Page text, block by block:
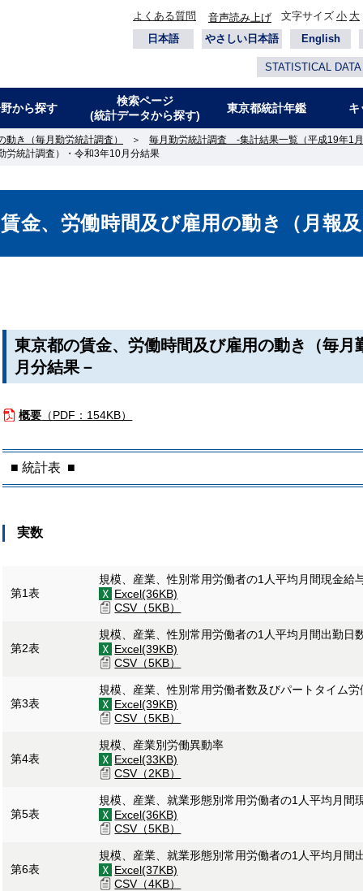
よくある質問 音声読み上げ 文字サイズ 小 大
日本語
やさしい日本語 English
STATISTICAL DATA
から探す
検索ページ
(統計データから探す)
東京都統計年鑑 キ
き（毎月勤労統計調査） ＞
毎月勤労統計調査 -集計結果一覧（平成19年1
労統計調査）・令和3年10月分結果
金、労働時間及び雇用の動き（月報
東京都の賃金、労働時間及び雇用の動き（毎月
月分結果－
概要 （PDF：154KB）
■ 統計表 ■
実数
第1表
規模、産業、性別常用労働者の1人平均月間現金給
Excel(36KB)
CSV（5KB）
第2表
規模、産業、性別常用労働者の1人平均月間出勤日
Excel(39KB)
CSV（5KB）
第3表
規模、産業、性別常用労働者数及びパートタイム
Excel(39KB)
CSV（5KB）
第4表
規模、産業別労働異動率
Excel(33KB)
CSV（2KB）
第5表
規模、産業、就業形態別常用労働者の1人平均月間
Excel(36KB)
CSV（5KB）
第6表
規模、産業、就業形態別常用労働者の1人平均月間
Excel(37KB)
CSV（4KB）